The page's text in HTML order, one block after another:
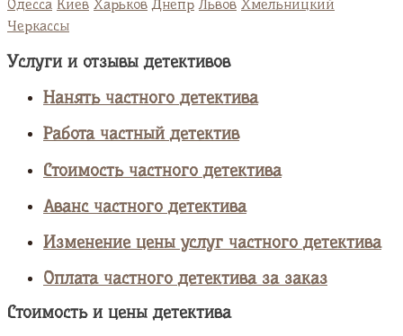
Одесса Киев Харьков Днепр Львов Хмельницкий
Черкассы
Услуги и отзывы детективов
Нанять частного детектива
Работа частный детектив
Стоимость частного детектива
Аванс частного детектива
Изменение цены услуг частного детектива
Оплата частного детектива за заказ
Стоимость и цены детектива